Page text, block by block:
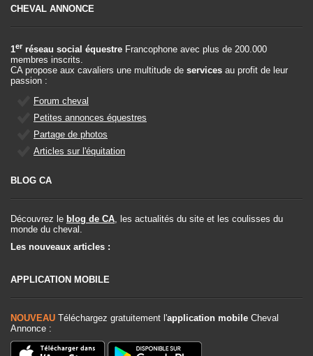
CHEVAL ANNONCE
1er réseau social équestre Francophone avec plus de 200.000
membres inscrits.
CA propose aux cavaliers une multitude de services au profit de leur
passion :
Forum cheval
Petites annonces équestres
Partage de photos
Articles sur l'équitation
BLOG CA
Découvrez le blog de CA, les actualités du site et les coulisses du
monde du cheval.
Les nouveaux articles :
APPLICATION MOBILE
NOUVEAU Téléchargez gratuitement l'application mobile Cheval
Annonce :